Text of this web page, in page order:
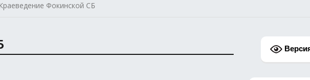
Краеведение Фокинской СБ